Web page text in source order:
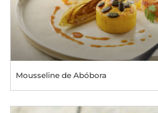
Mousseline de Abóbora